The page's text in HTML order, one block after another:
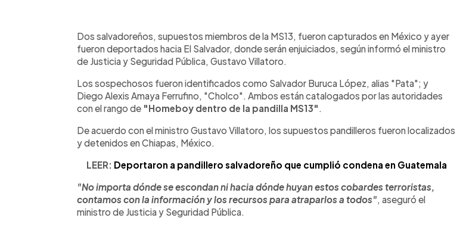
► Escuchar artículo
Dos salvadoreños, supuestos miembros de la MS13, fueron capturados en México y ayer
fueron deportados hacia El Salvador, donde serán enjuiciados, según informó el ministro
de Justicia y Seguridad Pública, Gustavo Villatoro.
Los sospechosos fueron identificados como Salvador Buruca López, alias "Pata"; y
Diego Alexis Amaya Ferrufino, "Cholco". Ambos están catalogados por las autoridades
con el rango de "Homeboy dentro de la pandilla MS13".
De acuerdo con el ministro Gustavo Villatoro, los supuestos pandilleros fueron localizados
y detenidos en Chiapas, México.
LEER: Deportaron a pandillero salvadoreño que cumplió condena en Guatemala
"No importa dónde se escondan ni hacia dónde huyan estos cobardes terroristas,
contamos con la información y los recursos para atraparlos a todos", aseguró el
ministro de Justicia y Seguridad Pública.